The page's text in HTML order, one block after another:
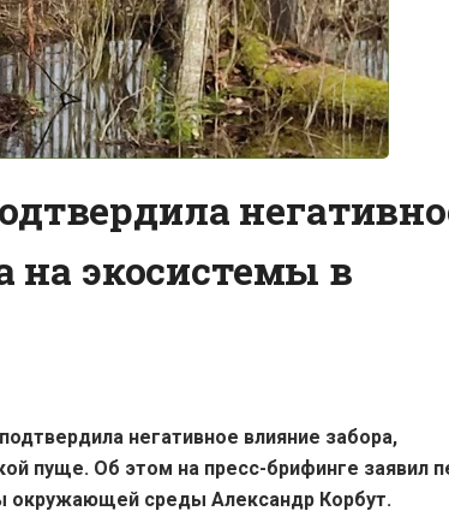
на экосистемы в
негативное влияние забора,
пуще. Об этом на пресс-брифинге заявил
окружающей среды Александр Корбут.
в
Видишь
зайчонка? Не
подбирай!